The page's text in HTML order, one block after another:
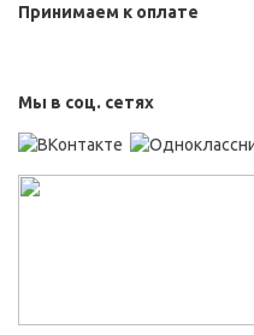
Принимаем к оплате
Мы в соц. сетях